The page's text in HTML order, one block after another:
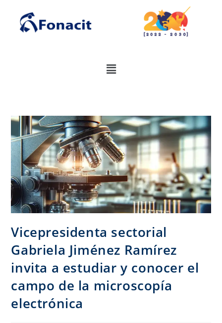
Vicepresidenta sectorial
Gabriela Jiménez Ramírez
invita a estudiar y conocer el
campo de la microscopía
electrónica